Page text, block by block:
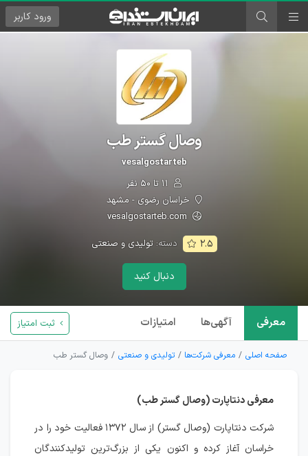
ورود کاربر
وصال گستر طب
vesalgostarteb
خراسان رضوی - مشهد
vesalgostarteb.com
۲.۵ دسته:تولیدی و صنعتی
دنبال کنید
معرفی آگهی‌ها امتیازات ثبت امتیاز
صفحه اصلی معرفی شرکت‌ها تولیدی و صنعتی وصال گستر طب
معرفی دنتاپارت (وصال گستر طب)
شرکت دنتاپارت (وصال گستر) از سال ۱۳۷۲ فعالیت خود را در
خراسان آغاز کرده و اکنون یکی از بزرگ‌ترین تولیدکنندگان